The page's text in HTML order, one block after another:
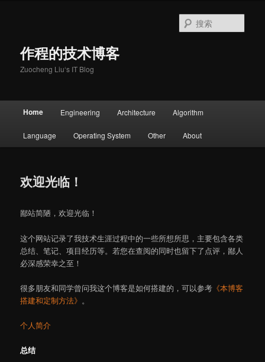
作程的技术博客
Zuocheng Liu‘s IT Blog
索
Home Engineering Architecture Algorithm
Language Operating System Other About
欢迎光临！
鄙站简陋，欢迎光临！
这个网站记录了我技术生涯过程中的一些所想所思，主要包含各类
总结、笔记、项目经历等。若您在查阅的同时也留下了点评，鄙人
必深感荣幸之至！
很多朋友和同学曾问我这个博客是如何搭建的，可以参考 《本博客
搭建和定制方法》 。
个人简介
总结